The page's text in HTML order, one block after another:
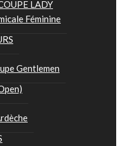
LADY
Féminine
Gentlemen